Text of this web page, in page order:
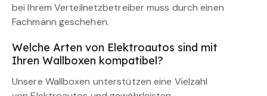
bei Ihrem Verteilnetzbetreiber muss durch einen
Fachmann geschehen.
Welche Arten von Elektroautos sind mit
Ihren Wallboxen kompatibel?
Unsere Wallboxen unterstützen eine Vielzahl